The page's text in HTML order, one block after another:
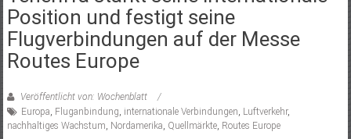
Position und festigt seine
Flugverbindungen auf der Messe
Routes Europe
Veröffentlicht von: Wochenblatt
Europa Fluganbindung internationale Verbindungen Luftverkehr,
nachhaltiges Wachstum Nordamerika Quellmärkte, Routes Europe